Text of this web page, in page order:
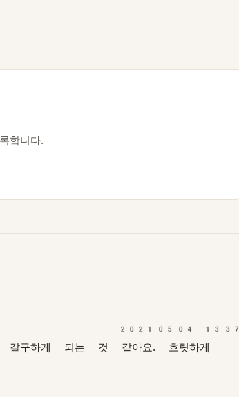
니다.
2021.05.04 13:37
구하게 되는 것 같아요. 흐릿하게